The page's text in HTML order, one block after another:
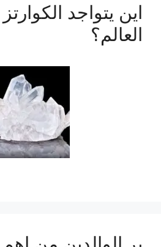
اين يتواجد
العالم؟